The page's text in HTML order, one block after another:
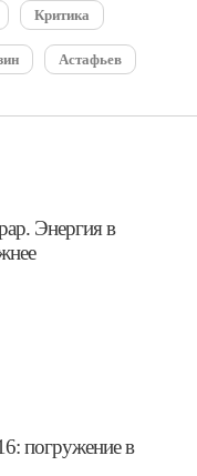
Критика
Астафьев
Энергия в
погружение в